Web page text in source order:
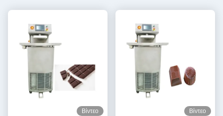
Βίντεο Βίντεο